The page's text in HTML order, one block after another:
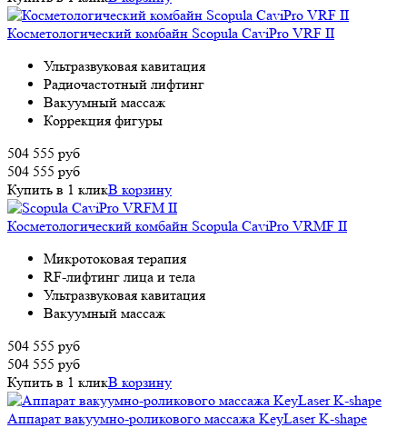
Косметологический комбайн Scopula CaviPro VRF II
Ультразвуковая кавитация
Радиочастотный лифтинг
Вакуумный массаж
Коррекция фигуры
504 555 руб
504 555 руб
Купить в 1 кликВ корзину
Косметологический комбайн Scopula CaviPro VRMF II
Микротоковая терапия
RF-лифтинг лица и тела
Ультразвуковая кавитация
Вакуумный массаж
504 555 руб
504 555 руб
Купить в 1 кликВ корзину
Аппарат вакуумно-роликового массажа KeyLaser K-shape